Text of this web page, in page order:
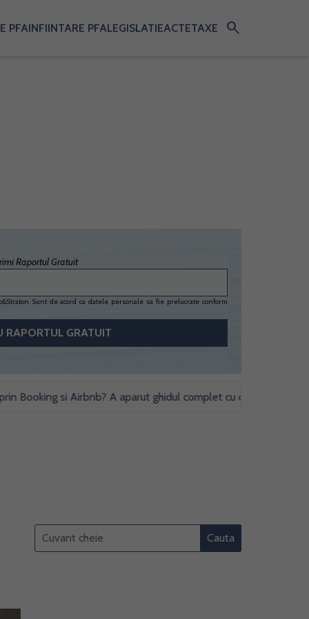
PFAINFIINTARE PFALEGISLATIEACTETAXE search
Raportul Gratuit
Sunt de acord ca datele personale sa fie prelucrate conform
si Airbnb? A aparut ghidul complet cu obligatii fiscale si